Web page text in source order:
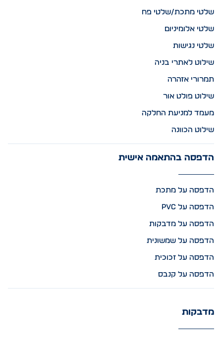
שלטי מתכת/שלטי פח
שלטי אלומיניום
שלטי נגישות
שילוט לאתרי בניה
תמרורי אזהרה
שילוט פולט אור
מעמד למניעת החלקה
שילוט הכוונה
הדפסה בהתאמה אישית
הדפסה על מתכת
הדפסה על PVC
הדפסה על מדבקות
הדפסה על שמשונית
הדפסה על זכוכית
הדפסה על קנבס
מדבקות